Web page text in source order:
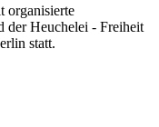
organisierte
der Heuchelei - Freiheit
statt.